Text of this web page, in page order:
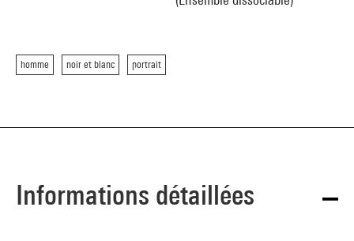
homme noir et blanc portrait
Informations détaillées